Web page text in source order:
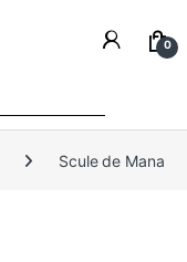
0
Scule de Mana